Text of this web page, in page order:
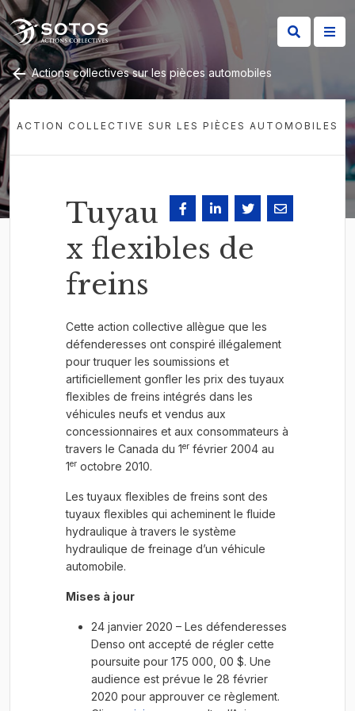
Actions collectives sur les pièces automobiles
ACTION COLLECTIVE SUR LES PIÈCES AUTOMOBILES
Tuyau
x flexibles de
freins
Cette action collective allègue que les
défenderesses ont conspiré illégalement
pour truquer les soumissions et
artificiellement gonfler les prix des tuyaux
flexibles de freins intégrés dans les
véhicules neufs et vendus aux
concessionnaires et aux consommateurs à
travers le Canada du 1er février 2004 au
1er octobre 2010.
Les tuyaux flexibles de freins sont des
tuyaux flexibles qui acheminent le fluide
hydraulique à travers le système
hydraulique de freinage d’un véhicule
automobile.
Mises à jour
24 janvier 2020 – Les défenderesses
Denso ont accepté de régler cette
poursuite pour 175 000, 00 $. Une
audience est prévue le 28 février
2020 pour approuver ce règlement.